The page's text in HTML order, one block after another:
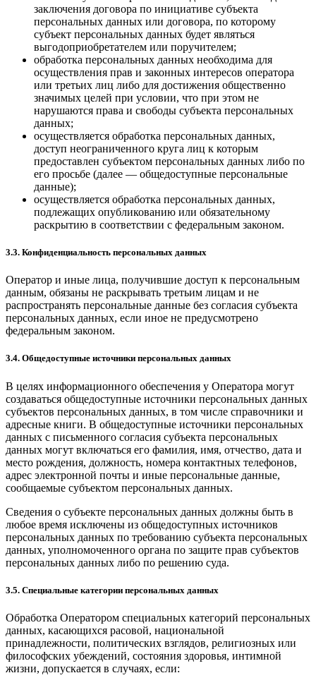
заключения договора по инициативе субъекта
персональных данных или договора, по которому
субъект персональных данных будет являться
выгодоприобретателем или поручителем;
обработка персональных данных необходима для
осуществления прав и законных интересов оператора
или третьих лиц либо для достижения общественно
значимых целей при условии, что при этом не
нарушаются права и свободы субъекта персональных
данных;
осуществляется обработка персональных данных,
доступ неограниченного круга лиц к которым
предоставлен субъектом персональных данных либо по
его просьбе (далее — общедоступные персональные
данные);
осуществляется обработка персональных данных,
подлежащих опубликованию или обязательному
раскрытию в соответствии с федеральным законом.
3.3. Конфиденциальность персональных данных
Оператор и иные лица, получившие доступ к персональным
данным, обязаны не раскрывать третьим лицам и не
распространять персональные данные без согласия субъекта
персональных данных, если иное не предусмотрено
федеральным законом.
3.4. Общедоступные источники персональных данных
В целях информационного обеспечения у Оператора могут
создаваться общедоступные источники персональных данных
субъектов персональных данных, в том числе справочники и
адресные книги. В общедоступные источники персональных
данных с письменного согласия субъекта персональных
данных могут включаться его фамилия, имя, отчество, дата и
место рождения, должность, номера контактных телефонов,
адрес электронной почты и иные персональные данные,
сообщаемые субъектом персональных данных.
Сведения о субъекте персональных данных должны быть в
любое время исключены из общедоступных источников
персональных данных по требованию субъекта персональных
данных, уполномоченного органа по защите прав субъектов
персональных данных либо по решению суда.
3.5. Специальные категории персональных данных
Обработка Оператором специальных категорий персональных
данных, касающихся расовой, национальной
принадлежности, политических взглядов, религиозных или
философских убеждений, состояния здоровья, интимной
жизни, допускается в случаях, если: